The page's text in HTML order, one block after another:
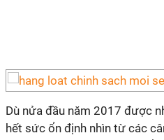
Dù nửa đầu năm 2017 được
hết sức ổn định nhìn từ các